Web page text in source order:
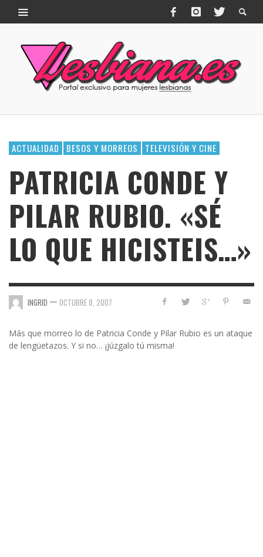
ACTUALIDAD BESOS Y MORREOS TELEVISIÓN Y CINE
PATRICIA CONDE Y
PILAR RUBIO. «SÉ
LO QUE HICISTEIS…»
INGRID — OCTUBRE 8, 2007
Más que morreo lo de Patricia Conde y Pilar Rubio es un ataque
de lengüetazos. Y si no… ¡júzgalo tú misma!